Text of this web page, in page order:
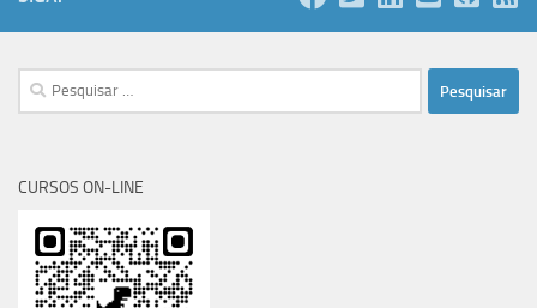
Pesquisar
por:
CURSOS ON-LINE